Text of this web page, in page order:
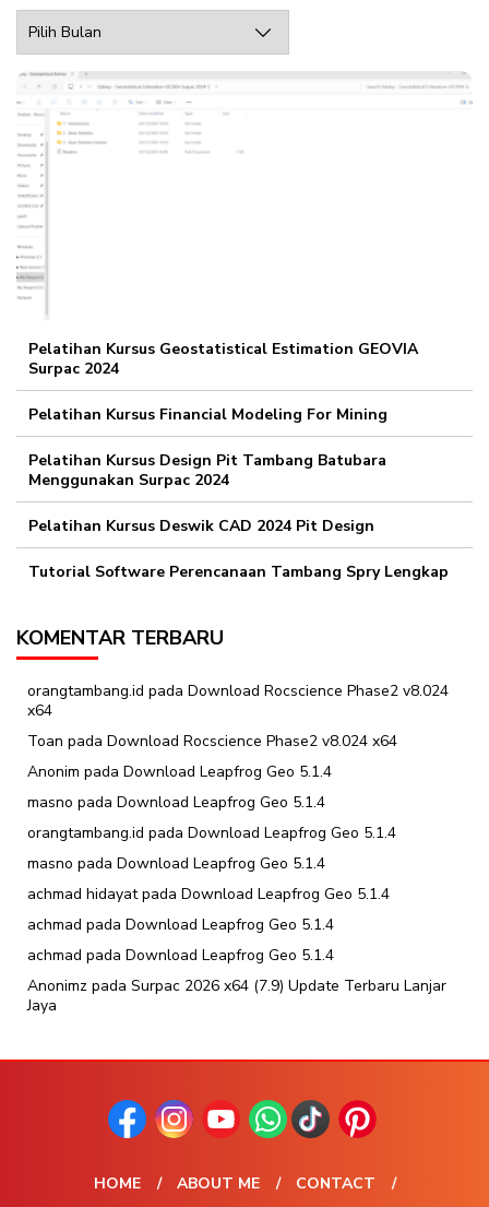
Web
Pelatihan Kursus Geostatistical Estimation GEOVIA
Surpac 2024
Pelatihan Kursus Financial Modeling For Mining
Pelatihan Kursus Design Pit Tambang Batubara
Menggunakan Surpac 2024
Pelatihan Kursus Deswik CAD 2024 Pit Design
Tutorial Software Perencanaan Tambang Spry Lengkap
KOMENTAR TERBARU
orangtambang.id pada Download Rocscience Phase2 v8.024
x64
Toan pada Download Rocscience Phase2 v8.024 x64
Anonim pada Download Leapfrog Geo 5.1.4
masno pada Download Leapfrog Geo 5.1.4
orangtambang.id pada Download Leapfrog Geo 5.1.4
masno pada Download Leapfrog Geo 5.1.4
achmad hidayatpada Download Leapfrog Geo 5.1.4
achmad pada Download Leapfrog Geo 5.1.4
achmad pada Download Leapfrog Geo 5.1.4
Anonimz pada Surpac 2026 x64 (7.9) Update Terbaru Lanjar
Jaya
HOME ABOUT ME
CONTACT